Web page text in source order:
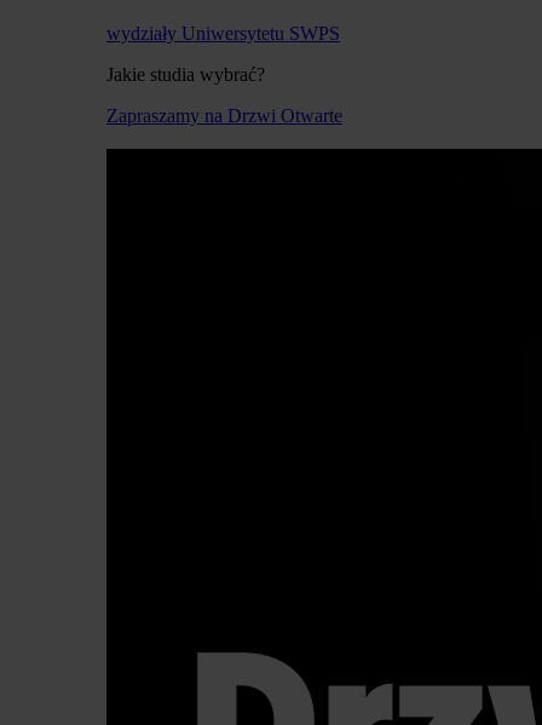
wydziały Uniwersytetu SWPS
Jakie studia wybrać?
Zapraszamy na Drzwi Otwarte